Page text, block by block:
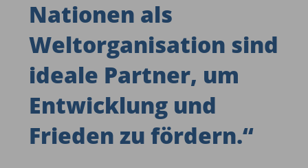
Nationen als
Weltorganisation sind
ideale Partner, um
Entwicklung und
Frieden zu fördern.“